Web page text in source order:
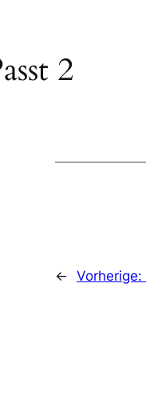
2
← Vorherige: